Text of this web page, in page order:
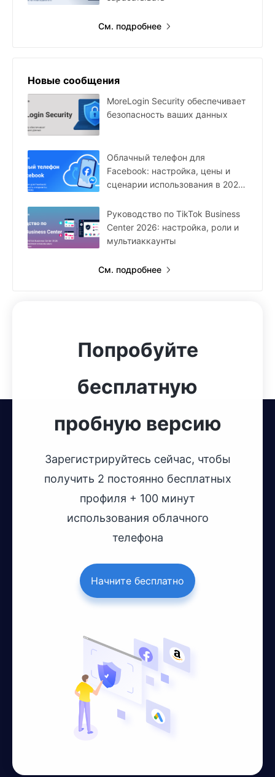
См. подробнее
Новые сообщения
MoreLogin Security обеспечивает
безопасность ваших данных
Облачный телефон для
Facebook: настройка, цены и
сценарии использования в 2026
Руководство по TikTok Business
Center 2026: настройка, роли и
мультиаккаунты
См. подробнее
Попробуйте
бесплатную
пробную версию
Зарегистрируйтесь сейчас, чтобы
получить 2 постоянно бесплатных
профиля + 100 минут
использования облачного
телефона
Начните бесплатно